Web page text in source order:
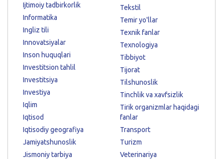
Ijtimoiy tadbirkorlik
Informatika
Ingliz tili
Innovatsiyalar
Inson huquqlari
Investitsion tahlil
Investitsiya
Investiya
Iqlim
Iqtisod
Iqtisodiy geografiya
Jamiyatshunoslik
Jismoniy tarbiya
Tekstil
Temir yo'llar
Texnik fanlar
Texnologiya
Tibbiyot
Tijorat
Tilshunoslik
Tinchlik va xavfsizlik
Tirik organizmlar haqidagi
fanlar
Transport
Turizm
Veterinariya